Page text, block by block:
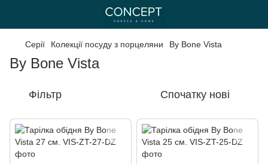
Серії Колекції посуду з порцеляни By Bone Vista
By Bone Vista
Фільтр Спочатку нові